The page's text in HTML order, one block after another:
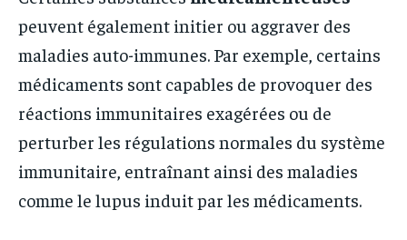
peuvent également initier ou aggraver des
maladies auto-immunes. Par exemple, certains
médicaments sont capables de provoquer des
réactions immunitaires exagérées ou de
perturber les régulations normales du système
immunitaire, entraînant ainsi des maladies
comme le lupus induit par les médicaments.